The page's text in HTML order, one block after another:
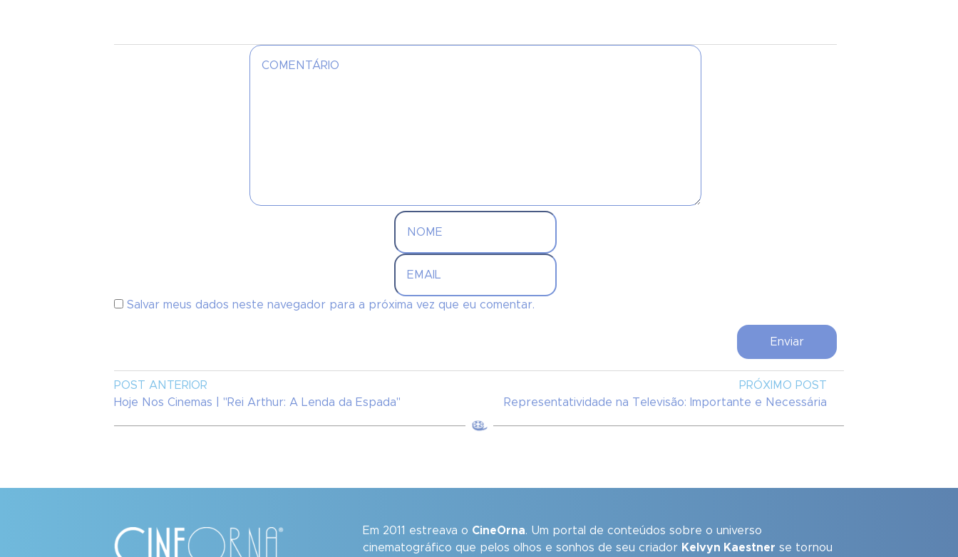
Salvar meus dados neste navegador para a próxima vez que eu comentar.
POST ANTERIOR
Hoje Nos Cinemas | "Rei Arthur: A Lenda da Espada"
PRÓXIMO POST
Representatividade na Televisão: Importante e Necessária
Em 2011 estreava o CineOrna. Um portal de conteúdos sobre o universo
cinematográfico que pelos olhos e sonhos de seu criador Kelvyn Kaestner se tornou